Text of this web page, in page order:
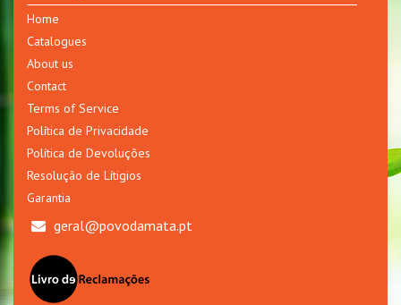
Home
Catalogues
About us
Contact
Terms of Service
Política de Privacidade
Política de Devoluções
Resolução de Lítigios
Garantia
geral@povodamata.pt